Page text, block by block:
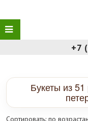
+7
Букеты из
Сортировать: по